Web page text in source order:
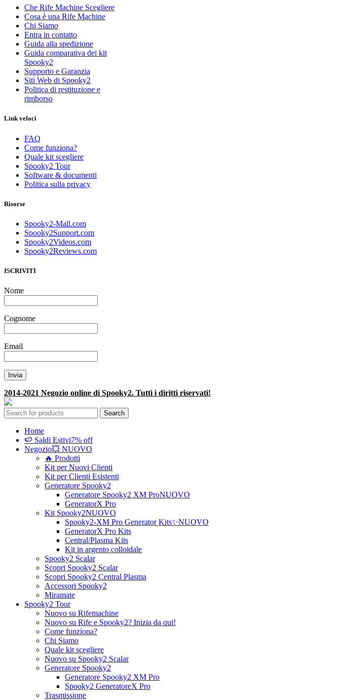
Che Rife Machine Scegliere
Cosa è una Rife Machine
Chi Siamo
Entra in contatto
Guida alla spedizione
Guida comparativa dei kit
Spooky2
Supporto e Garanzia
Siti Web di Spooky2
Politica di restituzione e
rimborso
Link veloci
FAQ
Come funziona?
Quale kit scegliere
Spooky2 Tour
Software & documenti
Politica sulla privacy
Risorse
Spooky2-Mall.com
Spooky2Support.com
Spooky2Videos.com
Spooky2Reviews.com
ISCRIVITI
Nome
Cognome
Email
2014-2021 Negozio online di Spooky2. Tutti i diritti riservati!
Search
Home
🍉 Saldi Estivi7% off
Negozio💥 NUOVO
🔥 Prodotti
Kit per Nuovi Clienti
Kit per Clienti Esistenti
Generatore Spooky2
Generatore Spooky2 XM ProNUOVO
GeneratorX Pro
Kit Spooky2NUOVO
Spooky2-XM Pro Generator Kits✨NUOVO
GeneratorX Pro Kits
Central/Plasma Kits
Kit in argento colloidale
Spooky2 Scalar
Scopri Spooky2 Scalar
Scopri Spooky2 Central Plasma
Accessori Spooky2
Miramate
Spooky2 Tour
Nuovo su Rifemachine
Nuovo su Rife e Spooky2? Inizia da qui!
Come funziona?
Chi Siamo
Quale kit scegliere
Nuovo su Spooky2 Scalar
Generatore Spooky2
Generatore Spooky2 XM Pro
Spooky2 GeneratoreX Pro
Trasmissione